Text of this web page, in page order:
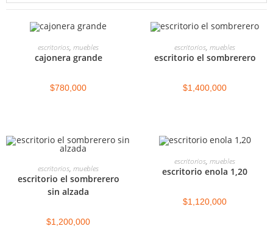
SELECCIONAR OPCIONES
escritorios, muebles
cajonera grande
$780,000
SELECCIONAR OPCIONES
escritorios, muebles
escritorio el sombrerero
$1,400,000
SELECCIONAR OPCIONES
escritorios, muebles
escritorio el sombrerero
sin alzada
$1,200,000
SELECCIONAR OPCIONES
escritorios, muebles
escritorio enola 1,20
$1,120,000